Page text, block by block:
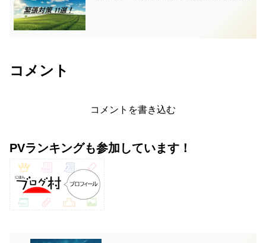
コメント
コメントを書き込む
PVランキングも参加しています！